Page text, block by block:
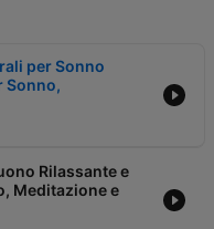
per Sonno
Sonno,
Rilassante e
Meditazione e